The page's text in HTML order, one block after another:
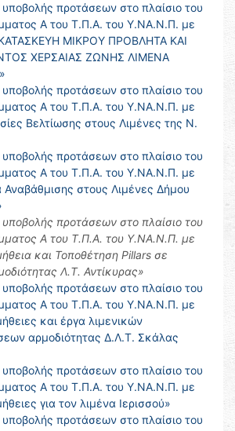
προτάσεων στο πλαίσιο του
Α του Τ.Π.Α. του Υ.ΝΑ.Ν.Π. με
ΜΙΚΡΟΥ ΠΡΟΒΛΗΤΑ ΚΑΙ
ΧΕΡΣΑΙΑΣ ΖΩΝΗΣ ΛΙΜΕΝΑ
προτάσεων στο πλαίσιο του
Α του Τ.Π.Α. του Υ.ΝΑ.Ν.Π. με
Βελτίωσης στους Λιμένες της Ν.
προτάσεων στο πλαίσιο του
Α του Τ.Π.Α. του Υ.ΝΑ.Ν.Π. με
Αναβάθμισης στους Λιμένες Δήμου
προτάσεων στο πλαίσιο του
Α του Τ.Π.Α. του Υ.ΝΑ.Ν.Π. με
και Τοποθέτηση Pillars σε
Λ.Τ. Αντίκυρας»
προτάσεων στο πλαίσιο του
Α του Τ.Π.Α. του Υ.ΝΑ.Ν.Π. με
και έργα λιμενικών
αρμοδιότητας Δ.Λ.Τ. Σκάλας
προτάσεων στο πλαίσιο του
Α του Τ.Π.Α. του Υ.ΝΑ.Ν.Π. με
για τον λιμένα Ιερισσού»
προτάσεων στο πλαίσιο του